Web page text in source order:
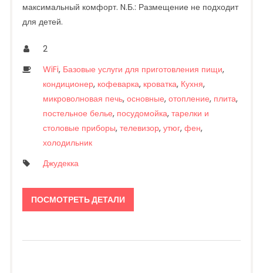
максимальный комфорт. N.Б.: Размещение не подходит
для детей.
2
WiFi, Базовые услуги для приготовления пищи,
кондиционер, кофеварка, кроватка, Кухня,
микроволновая печь, основные, отопление, плита,
постельное белье, посудомойка, тарелки и
столовые приборы, телевизор, утюг, фен,
холодильник
Джудекка
ПОСМОТРЕТЬ ДЕТАЛИ